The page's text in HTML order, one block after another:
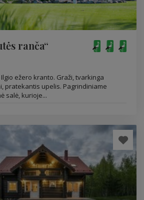
ranča“
ežero kranto. Graži, tvarkinga
pratekantis upelis. Pagrindiniame
salė, kurioje...